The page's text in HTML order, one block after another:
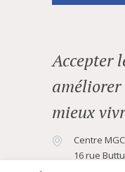
Accepter
mieux
Centre MGC
16 rue